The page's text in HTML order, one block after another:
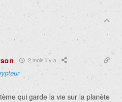
2 mois il y a
qui garde la vie sur la planète